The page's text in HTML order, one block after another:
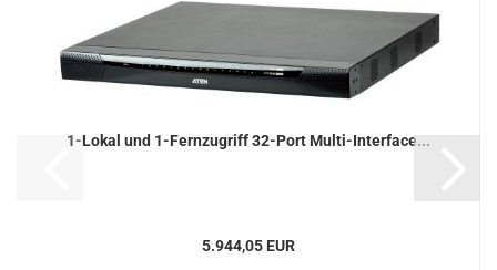
1-Lokal und 1-Fernzugriff 32-Port Multi-Interface...
5.944,05 EUR